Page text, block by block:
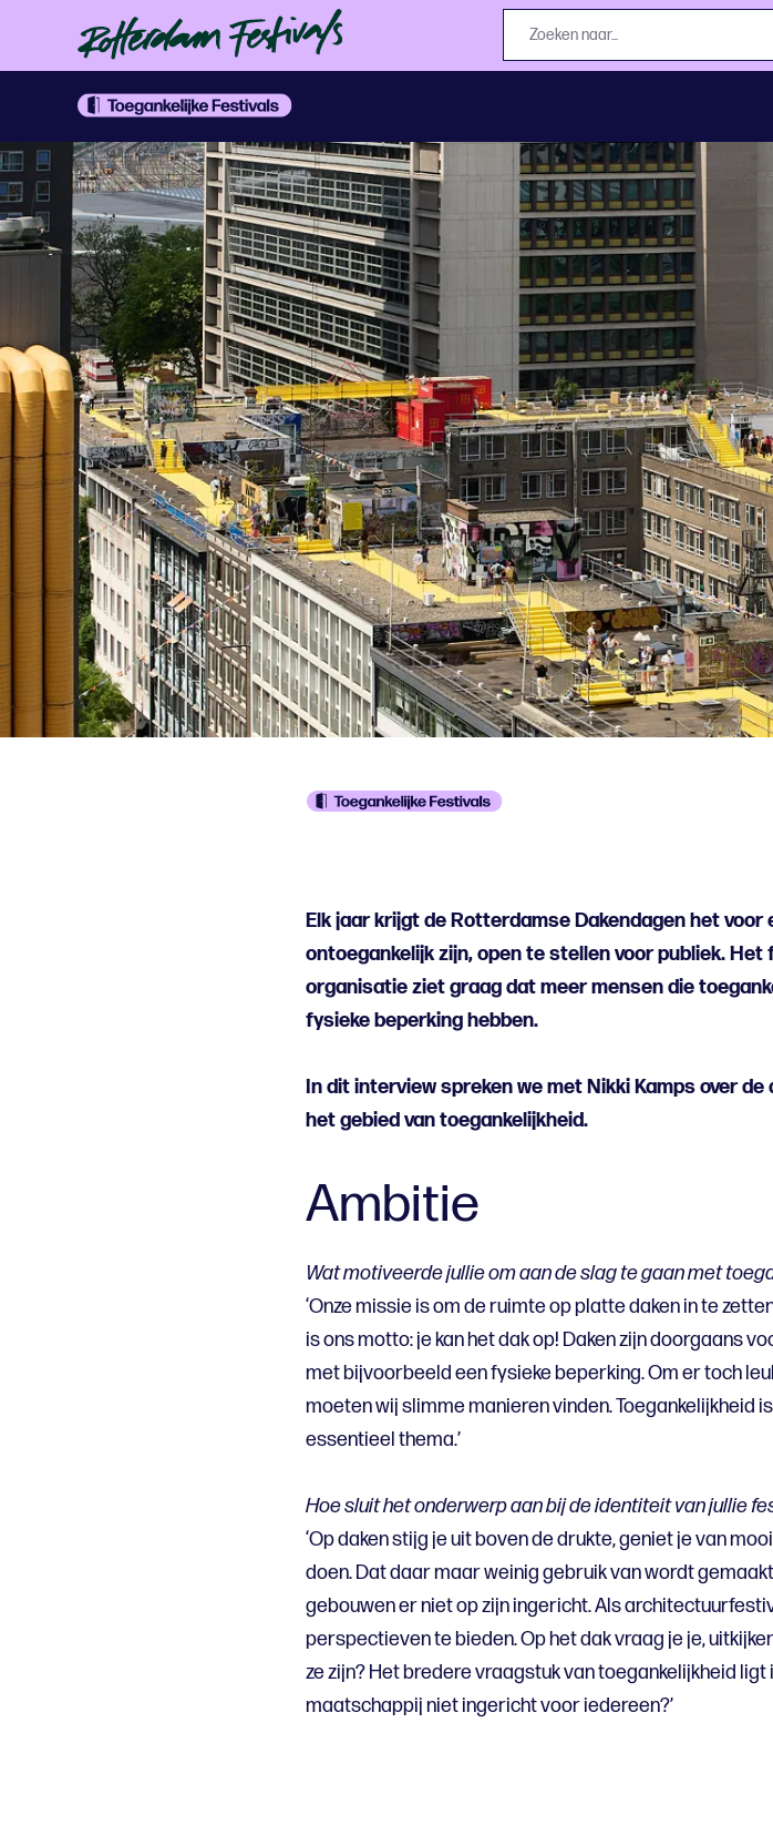
Elk jaar krijgt de Rotterdamse Dakendagen het voor
ontoegankelijk zijn, open te stellen voor publiek.
organisatie ziet graag dat meer mensen die
fysieke beperking hebben.
In dit interview spreken we met Nikki Kamps over
het gebied van toegankelijkheid.
Ambitie
Wat motiveerde jullie om aan de slag te gaan met
‘Onze missie is om de ruimte op platte daken in te
is ons motto: je kan het dak op! Daken zijn doorgaans
met bijvoorbeeld een fysieke beperking. Om er toch
moeten wij slimme manieren vinden. Toegankelijkheid
essentieel thema.’
Hoe sluit het onderwerp aan bij de identiteit van jullie
‘Op daken stijg je uit boven de drukte, geniet je van
doen. Dat daar maar weinig gebruik van wordt
gebouwen er niet op zijn ingericht. Als
perspectieven te bieden. Op het dak vraag je je,
ze zijn? Het bredere vraagstuk van toegankelijkheid
maatschappij niet ingericht voor iedereen?’